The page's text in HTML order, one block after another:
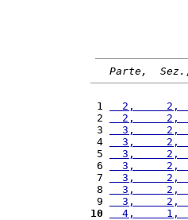
Parte,
1
2,     2,
2
2,     2,
3
3,     2,
4
3,     2,
5
3,     2,
6
3,     2,
7
3,     2,
8
3,     2,
9
3,     2,
10
4,     1,